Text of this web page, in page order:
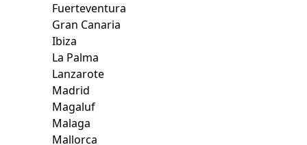
Fuerteventura
Gran Canaria
Ibiza
La Palma
Lanzarote
Madrid
Magaluf
Malaga
Mallorca